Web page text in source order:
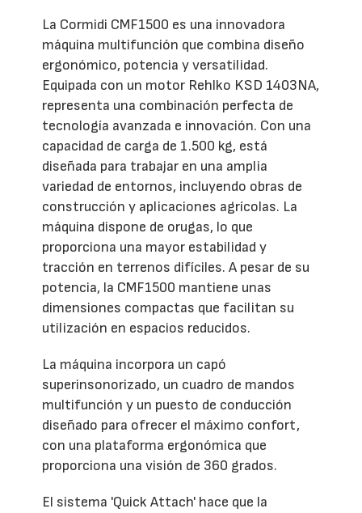
La Cormidi CMF1500 es una innovadora
máquina multifunción que combina diseño
ergonómico, potencia y versatilidad.
Equipada con un motor Rehlko KSD 1403NA,
representa una combinación perfecta de
tecnología avanzada e innovación. Con una
capacidad de carga de 1.500 kg, está
diseñada para trabajar en una amplia
variedad de entornos, incluyendo obras de
construcción y aplicaciones agrícolas. La
máquina dispone de orugas, lo que
proporciona una mayor estabilidad y
tracción en terrenos difíciles. A pesar de su
potencia, la CMF1500 mantiene unas
dimensiones compactas que facilitan su
utilización en espacios reducidos.
La máquina incorpora un capó
superinsonorizado, un cuadro de mandos
multifunción y un puesto de conducción
diseñado para ofrecer el máximo confort,
con una plataforma ergonómica que
proporciona una visión de 360 grados.
El sistema 'Quick Attach' hace que la